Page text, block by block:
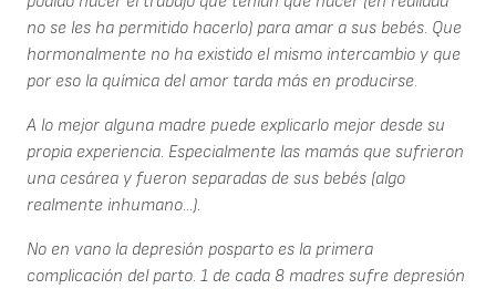
no se les ha permitido hacerlo) para amar a sus bebés. Que
hormonalmente no ha existido el mismo intercambio y que
por eso la química del amor tarda más en producirse.
A lo mejor alguna madre puede explicarlo mejor desde su
propia experiencia. Especialmente las mamás que sufrieron
una cesárea y fueron separadas de sus bebés (algo
realmente inhumano...).
No en vano la depresión posparto es la primera
complicación del parto. 1 de cada 8 madres sufre depresión